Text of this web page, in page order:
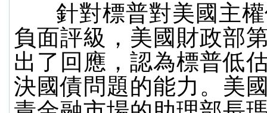
針對標普對美國主
負面評級，美國財政部
出了回應，認為標普低
決國債問題的能力。美